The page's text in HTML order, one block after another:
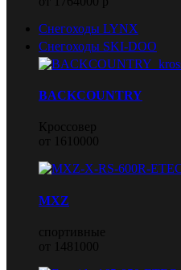
Снегоходы LYNX
Снегоходы SKI-DOO
BACKCOUNTRY
Кроссовер
от 1610000
MXZ
спортивные
от 1481000